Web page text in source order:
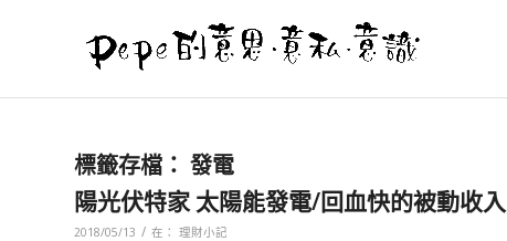
標籤存檔： 發電
陽光伏特家 太陽能發電/回血快的被動收入
2018/05/13 / 在： 理財小記